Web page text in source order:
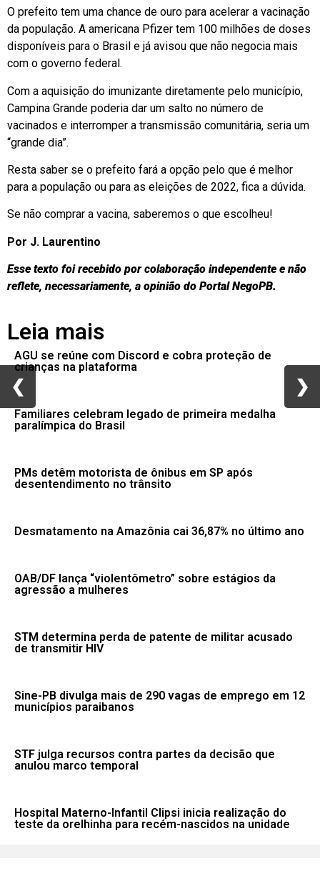
O prefeito tem uma chance de ouro para acelerar a vacinação
da população. A americana Pfizer tem 100 milhões de doses
disponíveis para o Brasil e já avisou que não negocia mais
com o governo federal.
Com a aquisição do imunizante diretamente pelo município,
Campina Grande poderia dar um salto no número de
vacinados e interromper a transmissão comunitária, seria um
“grande dia”.
Resta saber se o prefeito fará a opção pelo que é melhor
para a população ou para as eleições de 2022, fica a dúvida.
Se não comprar a vacina, saberemos o que escolheu!
Por J. Laurentino
Esse texto foi recebido por colaboração independente e não
reflete, necessariamente, a opinião do Portal NegoPB.
Leia mais
AGU se reúne com Discord e cobra proteção de
crianças na plataforma
Familiares celebram legado de primeira medalha
paralímpica do Brasil
PMs detêm motorista de ônibus em SP após
desentendimento no trânsito
Desmatamento na Amazônia cai 36,87% no último ano
OAB/DF lança “violentômetro” sobre estágios da
agressão a mulheres
STM determina perda de patente de militar acusado
de transmitir HIV
Sine-PB divulga mais de 290 vagas de emprego em 12
municípios paraibanos
STF julga recursos contra partes da decisão que
anulou marco temporal
Hospital Materno-Infantil Clipsi inicia realização do
teste da orelhinha para recém-nascidos na unidade
❮ ❯
❮ ❯